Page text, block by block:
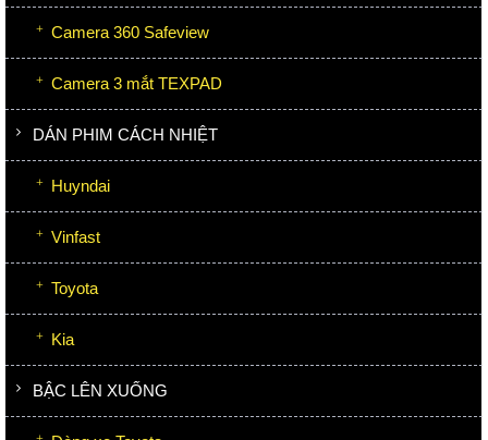
Camera 360 Safeview
Camera 3 mắt TEXPAD
DÁN PHIM CÁCH NHIỆT
Huyndai
Vinfast
Toyota
Kia
BẬC LÊN XUỐNG